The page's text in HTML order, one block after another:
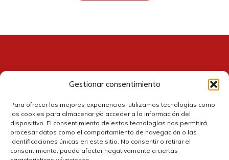
Gestionar consentimiento
Para ofrecer las mejores experiencias, utilizamos tecnologías como
las cookies para almacenar y/o acceder a la información del
dispositivo. El consentimiento de estas tecnologías nos permitirá
procesar datos como el comportamiento de navegación o las
identificaciones únicas en este sitio. No consentir o retirar el
consentimiento, puede afectar negativamente a ciertas
Contacto